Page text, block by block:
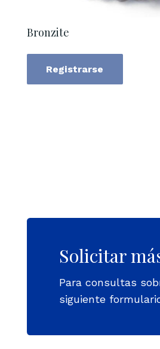
Bronzite
Registrarse
Solicitar
Para consultas
siguiente